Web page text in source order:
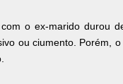
o ex-marido durou
ou ciumento. Porém,